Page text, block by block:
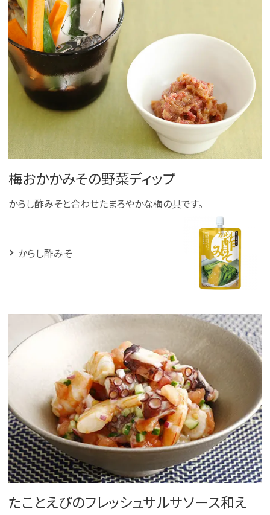
梅おかかみその野菜ディップ
からし酢みそと合わせたまろやかな梅の具です。
からし酢みそ
たことえびのフレッシュサルサソース和え